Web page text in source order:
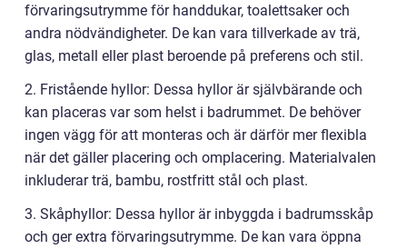
förvaringsutrymme för handdukar, toalettsaker och
andra nödvändigheter. De kan vara tillverkade av trä,
glas, metall eller plast beroende på preferens och stil.
2. Fristående hyllor: Dessa hyllor är självbärande och
kan placeras var som helst i badrummet. De behöver
ingen vägg för att monteras och är därför mer flexibla
när det gäller placering och omplacering. Materialvalen
inkluderar trä, bambu, rostfritt stål och plast.
3. Skåphyllor: Dessa hyllor är inbyggda i badrumsskåp
och ger extra förvaringsutrymme. De kan vara öppna